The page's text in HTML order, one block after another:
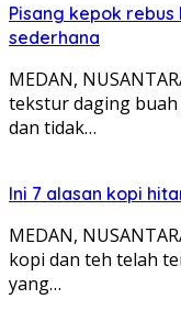
Pisang kepok
sederhana
MEDAN,
tekstur daging
dan tidak…
Ini 7 alasan kopi
MEDAN,
kopi dan teh telah
yang…